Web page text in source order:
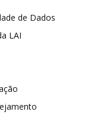
de Dados
LAI